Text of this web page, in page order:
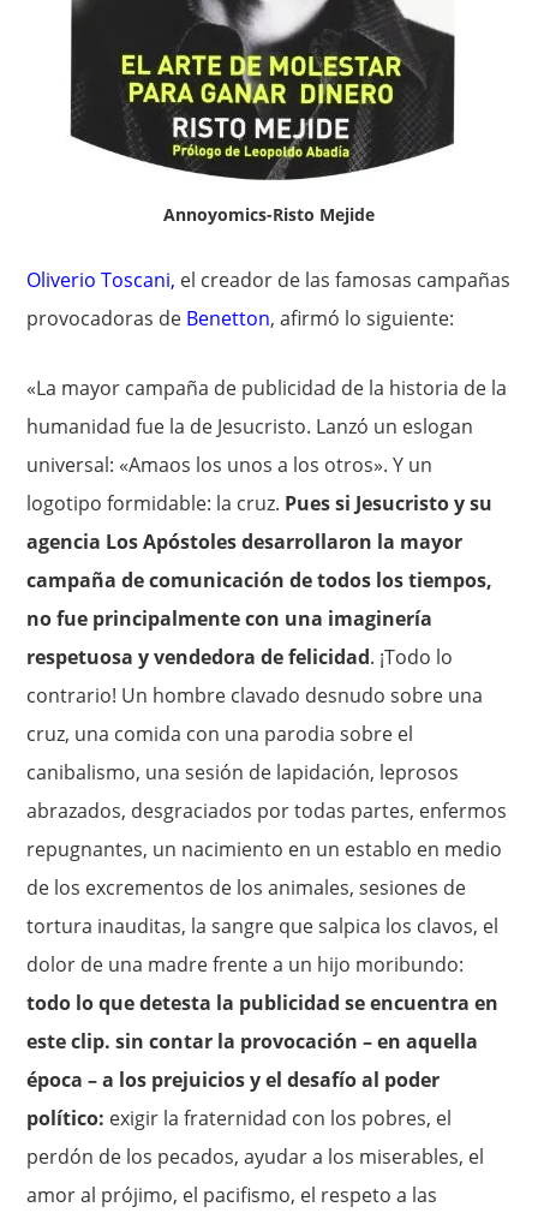
Annoyomics-Risto Mejide
Oliverio Toscani, el creador de las famosas campañas
provocadoras de Benetton, afirmó lo siguiente:
«La mayor campaña de publicidad de la historia de la
humanidad fue la de Jesucristo. Lanzó un eslogan
universal: «Amaos los unos a los otros». Y un
logotipo formidable: la cruz. Pues si Jesucristo y su
agencia Los Apóstoles desarrollaron la mayor
campaña de comunicación de todos los tiempos,
no fue principalmente con una imaginería
respetuosa y vendedora de felicidad. ¡Todo lo
contrario! Un hombre clavado desnudo sobre una
cruz, una comida con una parodia sobre el
canibalismo, una sesión de lapidación, leprosos
abrazados, desgraciados por todas partes, enfermos
repugnantes, un nacimiento en un establo en medio
de los excrementos de los animales, sesiones de
tortura inauditas, la sangre que salpica los clavos, el
dolor de una madre frente a un hijo moribundo:
todo lo que detesta la publicidad se encuentra en
este clip. sin contar la provocación – en aquella
época – a los prejuicios y el desafío al poder
político: exigir la fraternidad con los pobres, el
perdón de los pecados, ayudar a los miserables, el
amor al prójimo, el pacifismo, el respeto a las